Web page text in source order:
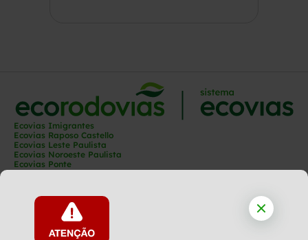
Ecovias Imigrantes
Ecovias Raposo Castello
Ecovias Leste Paulista
Ecovias Noroeste Paulista
Ecovias Ponte
Ecovias Norte Minas
Ecovias Cerrado
Ecovias Araguaia
Ecoporto